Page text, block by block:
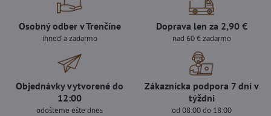
Osobný odber v Trenčíne
ihneď a zadarmo
Doprava len za 2,90 €
nad 60 € zadarmo
Objednávky vytvorené do
12:00
odošleme ešte dnes
Zákaznícka podpora 7 dní v
týždni
od 08:00 do 18:00